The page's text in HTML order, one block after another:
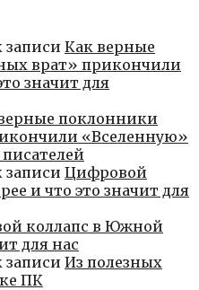
записи Как верные
врат» прикончили
значит для
поклонники
«Вселенную»
записи Цифровой
и что это значит для
коллапс в Южной
для нас
записи Из полезных
ПК